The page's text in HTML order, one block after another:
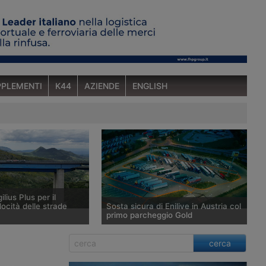
K44 AZIENDE ENGLISH
Plus per il
delle strade
sviluppato da Anas e
Sosta sicura di Enilive in Austria col
primo parcheggio Gold
Enilive Austria ha aperto a St.
Marienkirchen bei Schärding, lungo
cerca